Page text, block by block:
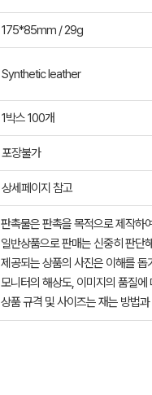
175*85mm / 29g
Synthetic leather
1박스 100개
포장불가
상세페이지 참고
판촉물은 판촉을 목적으로 제작하
일반상품으로 판매는 신중히 판단
제공되는 상품의 사진은 이해를
모니터의 해상도, 이미지의 품질
상품 규격 및 사이즈는 재는 방법